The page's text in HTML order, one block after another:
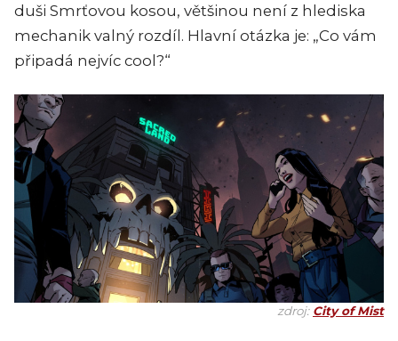
duši Smrťovou kosou, většinou není z hlediska
mechanik valný rozdíl. Hlavní otázka je: „Co vám
připadá nejvíc cool?“
zdroj: City of Mist